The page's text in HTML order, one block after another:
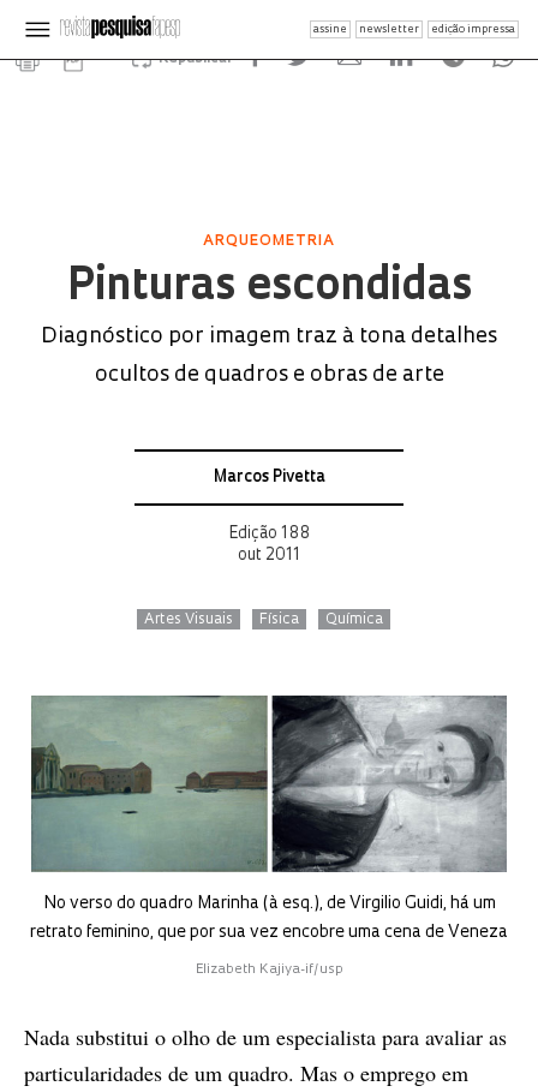
assine newsletter edição impressa
Republicar
ARQUEOMETRIA
Pinturas escondidas
Diagnóstico por imagem traz à tona detalhes
ocultos de quadros e obras de arte
Marcos Pivetta
Edição 188
out 2011
Artes Visuais Física Química
No verso do quadro Marinha (à esq.), de Virgilio Guidi, há um
retrato feminino, que por sua vez encobre uma cena de Veneza
Elizabeth Kajiya-if/usp
Nada substitui o olho de um especialista para avaliar as
particularidades de um quadro. Mas o emprego em